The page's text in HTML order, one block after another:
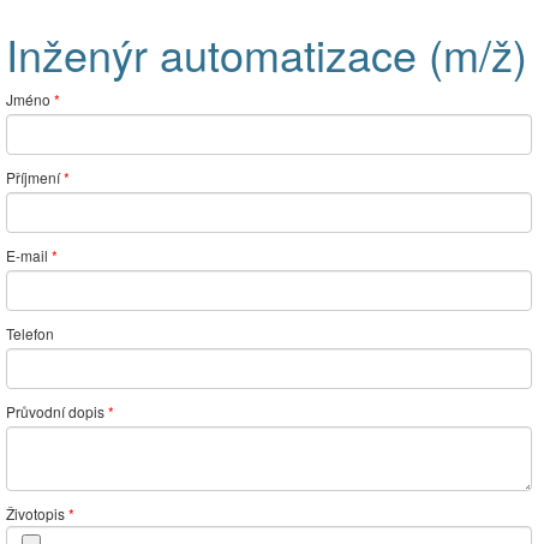
Inženýr automatizace (m/ž)
Jméno *
Příjmení*
E-mail *
Telefon
Průvodní dopis*
Životopis*